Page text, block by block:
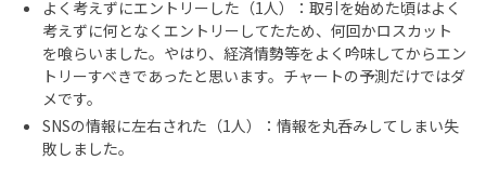
よく考えずにエントリーした（1人）：取引を始めた頃はよく
考えずに何となくエントリーしてたため、何回かロスカット
を喰らいました。やはり、経済情勢等をよく吟味してからエン
トリーすべきであったと思います。チャートの予測だけではダ
メです。
SNSの情報に左右された（1人）：情報を丸呑みしてしまい失
敗しました。